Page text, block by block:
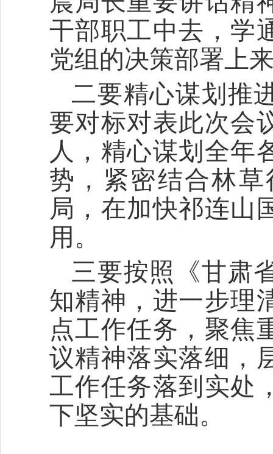
干部职工中去，学
党组的决策部署上
二要精心谋划推
要对标对表此次会
人，精心谋划全年
势，紧密结合林
局，在加快祁连山
用。
三要按照《甘肃
知精神，进一步理
点工作任务，聚焦
议精神落实落细，
工作任务落到实处
下坚实的基础。